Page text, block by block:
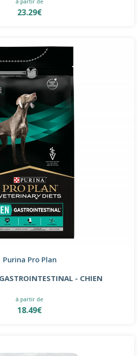
23.29€
Purina Pro Plan
- CHIEN
à partir de
18.49€